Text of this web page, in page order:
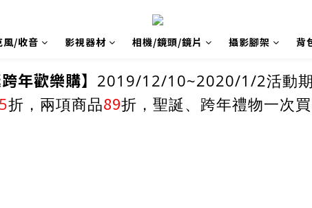
風/收音 影視器材 相機/鏡頭/鏡片 攝影腳架 背
跨年歡樂購】 2019/12/10~2020/1/2活動
折，兩項商品89折，聖誕、跨年禮物一次